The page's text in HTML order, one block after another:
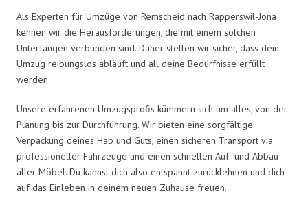
Als Experten für Umzüge von Remscheid nach Rapperswil-Jona
kennen wir die Herausforderungen, die mit einem solchen
Unterfangen verbunden sind. Daher stellen wir sicher, dass dein
Umzug reibungslos abläuft und all deine Bedürfnisse erfüllt
werden.
Unsere erfahrenen Umzugsprofis kümmern sich um alles, von der
Planung bis zur Durchführung. Wir bieten eine sorgfältige
Verpackung deines Hab und Guts, einen sicheren Transport via
professioneller Fahrzeuge und einen schnellen Auf- und Abbau
aller Möbel. Du kannst dich also entspannt zurücklehnen und dich
auf das Einleben in deinem neuen Zuhause freuen.